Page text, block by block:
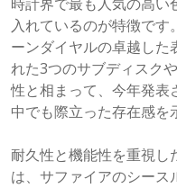
入れているのが特徴です
ーンダイヤルの卓越した
れた3つのサブディスク
性と相まって、今年発表
中でも際立った存在感を
耐久性と機能性を重視し
は、サファイアのシース